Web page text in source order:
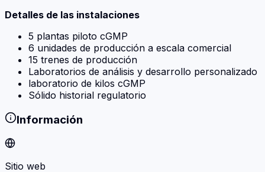
Detalles de las instalaciones
5 plantas piloto cGMP
6 unidades de producción a escala comercial
15 trenes de producción
Laboratorios de análisis y desarrollo personalizado
laboratorio de kilos cGMP
Sólido historial regulatorio
Información
Sitio web